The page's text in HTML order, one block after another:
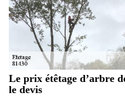
Le prix étêtage d’arbre
le devis